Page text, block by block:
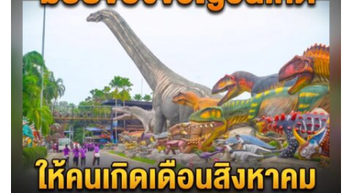
มื้อ
พร้อม
ล็อบสเตอร์
ภูเก็ต
ย่าง
รส
เลิศ
ณ